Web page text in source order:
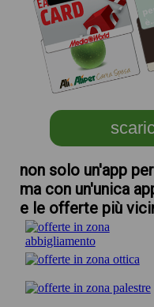
non solo un'app
ma con un'unica
e le offerte più